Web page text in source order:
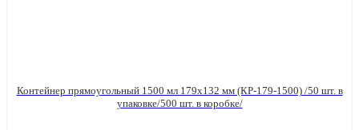
Контейнер прямоугольный 1500 мл 179х132 мм (КР-179-1500) /50 шт. в
упаковке/500 шт. в коробке/